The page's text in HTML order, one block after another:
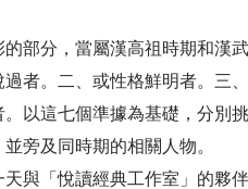
分，當屬漢高祖時期和漢
者。二、或性格鮮明者。
以這七個準據為基礎，分別
旁及同時期的相關人物。
「悅讀經典工作室」的夥